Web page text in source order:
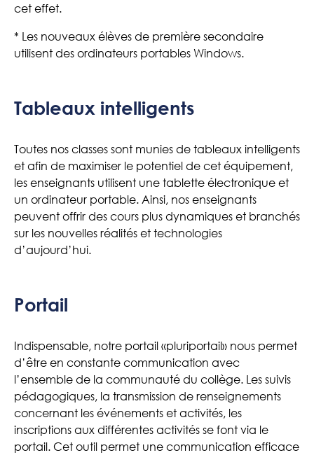
cet effet.
* Les nouveaux élèves de première secondaire
utilisent des ordinateurs portables Windows.
Tableaux intelligents
Toutes nos classes sont munies de tableaux intelligents
et afin de maximiser le potentiel de cet équipement,
les enseignants utilisent une tablette électronique et
un ordinateur portable. Ainsi, nos enseignants
peuvent offrir des cours plus dynamiques et branchés
sur les nouvelles réalités et technologies
d’aujourd’hui.
Portail
Indispensable, notre portail «pluriportail» nous permet
d’être en constante communication avec
l’ensemble de la communauté du collège. Les suivis
pédagogiques, la transmission de renseignements
concernant les événements et activités, les
inscriptions aux différentes activités se font via le
portail. Cet outil permet une communication efficace